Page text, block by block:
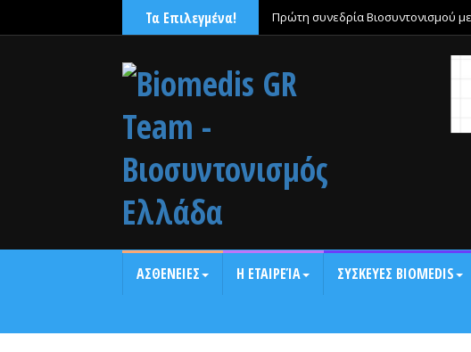
Τα Επιλεγμένα! Πρώτη συνεδρία Βιοσυντονισμού
ΑΣΘΕΝΕΙΕΣ Η ΕΤΑΙΡΕΊΑ ΣΥΣΚΕΥΕΣ BIOMEDIS